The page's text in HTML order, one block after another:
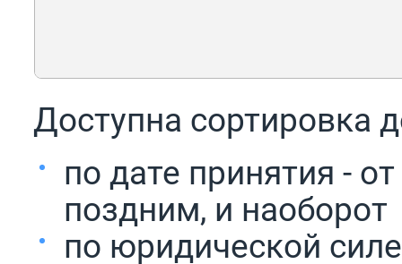
Доступна сортировка
по дате принятия -
поздним, и наоборот
по юридической